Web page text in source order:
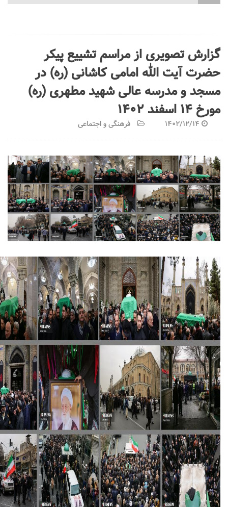
گزارش تصویری از مراسم تشییع پیکر
حضرت آیت الله امامی کاشانی (ره) در
مسجد و مدرسه عالی شهید مطهری (ره)
مورخ ۱۴ اسفند ۱۴۰۲
1402/12/14 فرهنگی و اجتماعی